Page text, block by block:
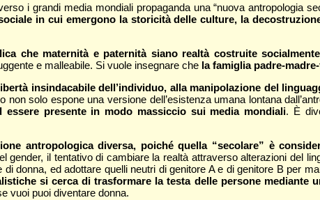
i grandi media mondiali propaganda una “nuova antropologia
in cui emergono la storicità delle culture, la
che maternità e paternità siano realtà costruite socialmente
e malleabile. Si vuole insegnare che la famiglia padre-
insindacabile dell’individuo, alla manipolazione del
solo espone una versione dell’esistenza umana lontana
presente in modo massiccio sui media mondiali. È
antropologica diversa, poiché quella “secolare” è
gender, il tentativo di cambiare la realtà attraverso alterazioni del
donna, ed adottare quelli neutri di genitore A e di genitore B per
si cerca di trasformare la testa delle persone mediante
vuoi puoi diventare donna.